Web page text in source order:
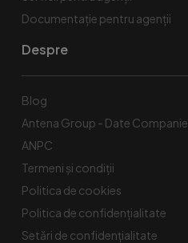
Documentație pentru agenții
Despre
Blog
Antena Group - Date Companie
ANPC
Termeni și condiții
Politica de cookies
Politica de confidențialitate
Setări de confidențialitate